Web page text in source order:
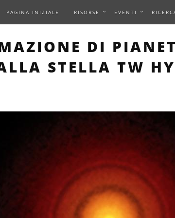
PAGINA INIZIALE RISORSE EVENTI
PAGE DESCRIBES
DI
STELLA TW